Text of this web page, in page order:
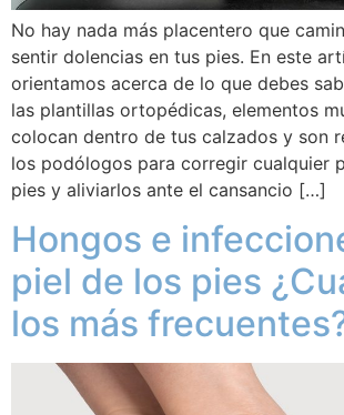
No hay nada más placentero que
sentir dolencias en tus pies. En este
orientamos acerca de lo que debes
las plantillas ortopédicas, elementos
colocan dentro de tus calzados y son
los podólogos para corregir cualquier
pies y aliviarlos ante el cansancio […]
Hongos e
piel de los pies
los más